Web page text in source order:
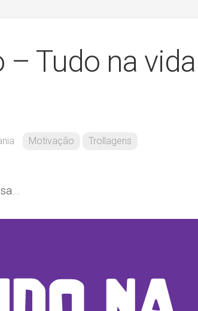
– Tudo na vida
Motivação Trollagens